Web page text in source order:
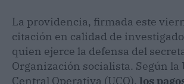
La providencia, firmada este
citación en calidad de
quien ejerce la defensa del
Organización socialista. Según la
Central Operativa (UCO), los